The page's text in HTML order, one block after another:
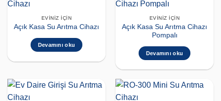
EVINIZ İÇIN
Açık Kasa Su Arıtma Cihazı
Devamını oku
EVINIZ İÇIN
Açık Kasa Su Arıtma Cihazı
Pompalı
Devamını oku